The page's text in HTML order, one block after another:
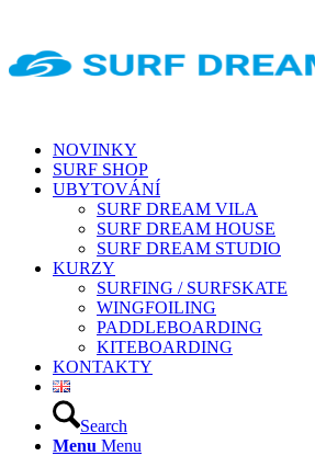
NOVINKY
SURF SHOP
UBYTOVÁNÍ
SURF DREAM VILA
SURF DREAM HOUSE
SURF DREAM STUDIO
KURZY
SURFING / SURFSKATE
WINGFOILING
PADDLEBOARDING
KITEBOARDING
KONTAKTY
Search
Menu Menu